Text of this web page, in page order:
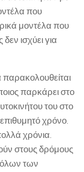
που
μοντέλα που
ισχύει για
παρακολουθείται
παρκάρει στο
του στο
χρόνο.
χρόνια.
στους δρόμους
όλων των